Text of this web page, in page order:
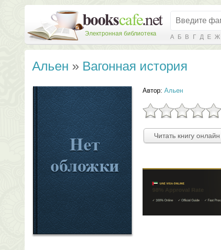
Электронная библиотека А Б В Г Д Е Ж
Альен » Вагонная история
Автор: Альен
Читать книгу